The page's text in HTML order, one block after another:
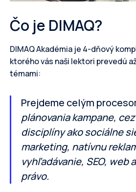
Čo je DIMAQ?
DIMAQ Akadémia je 4-dňový
ktorého vás naši lektori prevedú
témami:
Prejdeme celým
plánovania kampane,
disciplíny ako sociálne
marketing, natívnu
vyhľadávanie, SEO, web
právo.